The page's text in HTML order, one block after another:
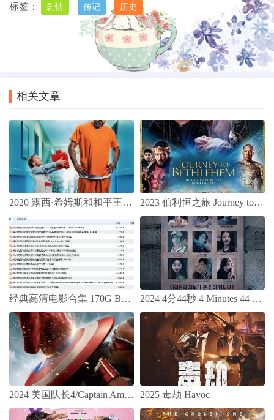
标签： 剧情 传记 历史
2023年 火海逃生On Fire 高清电影分享
下一篇
2024年 第三个嫌疑人 国产电影高清分享
相关文章
2020 露西·希姆斯和和平王子 / Lucy Shimmers and the Prince of Peace 2023 伯利恒之旅 Journey to Bethlehem 基督教电影
经典高清电影合集 170G BT种子下载 2024 4分44秒 4 Minutes 44 Seconds
2024 美国队长4/Captain America 4/Captain America: New World Order/美国队长：无畏新世界( 2025 毒劫 Havoc